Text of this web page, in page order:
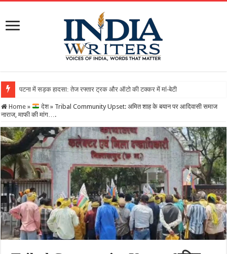
पटना में सड़क हादसा: तेज रफ्तार ट्रक और ऑटो की टक्कर में मां-बेटी की मौत, तीन घायल
Home » देश » Tribal Community Upset: अमित शाह के बयान पर आदिवासी समाज
नाराज, माफी की मांग….